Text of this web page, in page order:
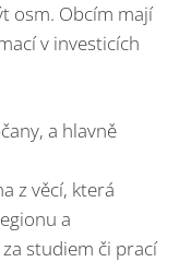
osm. Obcím mají
v investicích
a hlavně
z věcí, která
a
studiem či prací